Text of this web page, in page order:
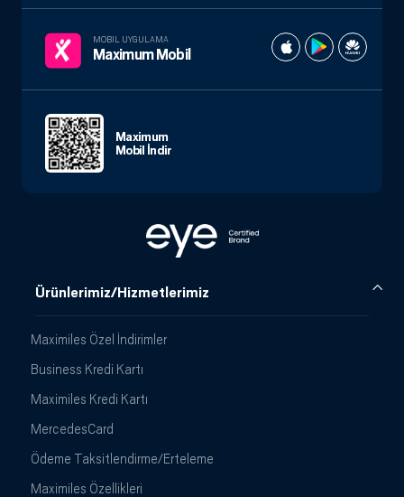
Ürünlerimiz/Hizmetlerimiz
Maximiles Özel İndirimler
Business Kredi Kartı
Maximiles Kredi Kartı
MercedesCard
Ödeme Taksitlendirme/Erteleme
Maximiles Özellikleri
MOBIL UYGULAMA
Maximum Mobil
Maximum
Mobil İndir